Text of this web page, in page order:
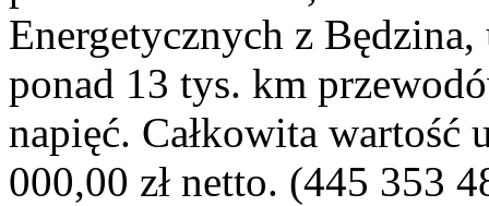
Energetycznych z
ponad 13 tys. km
napięć. Całkowita
000,00 zł netto. (445 353